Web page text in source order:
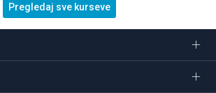
Pregledaj sve kurseve